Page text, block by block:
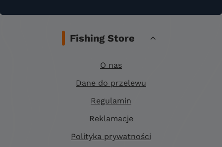
Fishing Store
O nas
Dane do przelewu
Regulamin
Reklamacje
Polityka prywatności